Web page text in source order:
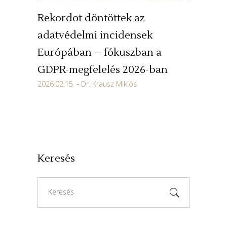
Rekordot döntöttek az
adatvédelmi incidensek
Európában – fókuszban a
GDPR-megfelelés 2026-ban
2026.02.15. Dr. Krausz Miklós
Keresés
for: